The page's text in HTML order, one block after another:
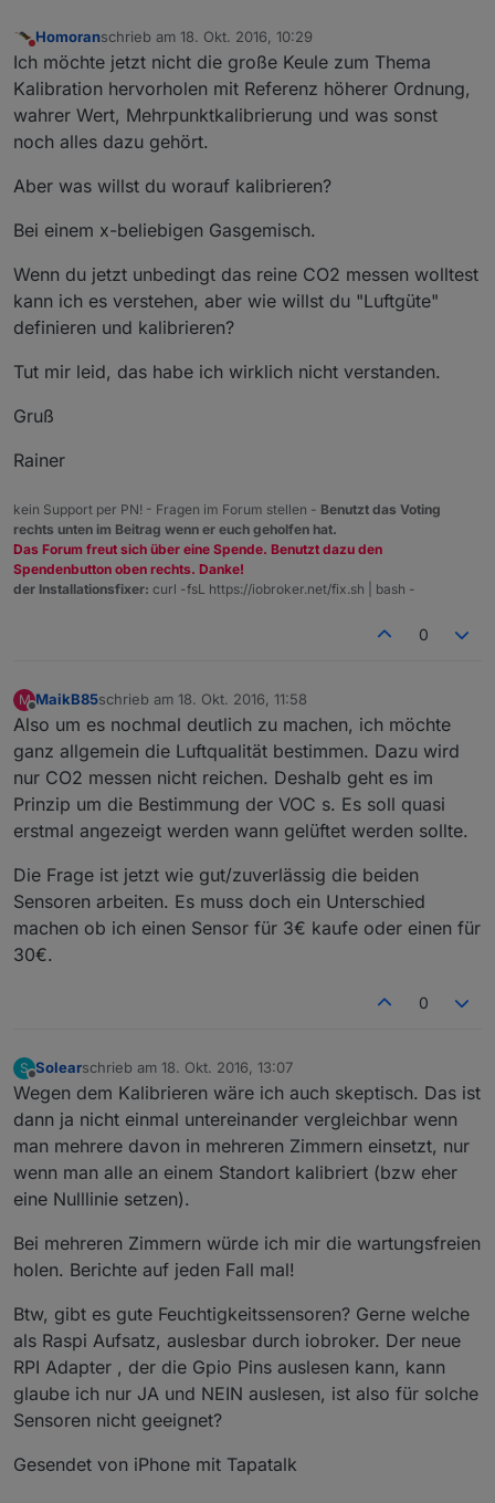
Nicht stören
Homoranschrieb am 18. Okt. 2016, 10:29
zuletzt editiert von
Ich möchte jetzt nicht die große Keule zum Thema
Kalibration hervorholen mit Referenz höherer Ordnung,
wahrer Wert, Mehrpunktkalibrierung und was sonst
noch alles dazu gehört.
Aber was willst du worauf kalibrieren?
Bei einem x-beliebigen Gasgemisch.
Wenn du jetzt unbedingt das reine CO2 messen wolltest
kann ich es verstehen, aber wie willst du "Luftgüte"
definieren und kalibrieren?
Tut mir leid, das habe ich wirklich nicht verstanden.
Gruß
Rainer
kein Support per PN! - Fragen im Forum stellen - Benutzt das Voting
rechts unten im Beitrag wenn er euch geholfen hat.
Das Forum freut sich über eine Spende. Benutzt dazu den
Spendenbutton oben rechts. Danke!
der Installationsfixer: curl -fsL https://iobroker.net/fix.sh | bash -
0
M
Offline
MaikB85schrieb am 18. Okt. 2016, 11:58
zuletzt editiert von
Also um es nochmal deutlich zu machen, ich möchte
ganz allgemein die Luftqualität bestimmen. Dazu wird
nur CO2 messen nicht reichen. Deshalb geht es im
Prinzip um die Bestimmung der VOC s. Es soll quasi
erstmal angezeigt werden wann gelüftet werden sollte.
Die Frage ist jetzt wie gut/zuverlässig die beiden
Sensoren arbeiten. Es muss doch ein Unterschied
machen ob ich einen Sensor für 3€ kaufe oder einen für
30€.
0
S
Offline
Solearschrieb am 18. Okt. 2016, 13:07
zuletzt editiert von
Wegen dem Kalibrieren wäre ich auch skeptisch. Das ist
dann ja nicht einmal untereinander vergleichbar wenn
man mehrere davon in mehreren Zimmern einsetzt, nur
wenn man alle an einem Standort kalibriert (bzw eher
eine Nulllinie setzen).
Bei mehreren Zimmern würde ich mir die wartungsfreien
holen. Berichte auf jeden Fall mal!
Btw, gibt es gute Feuchtigkeitssensoren? Gerne welche
als Raspi Aufsatz, auslesbar durch iobroker. Der neue
RPI Adapter , der die Gpio Pins auslesen kann, kann
glaube ich nur JA und NEIN auslesen, ist also für solche
Sensoren nicht geeignet?
Gesendet von iPhone mit Tapatalk